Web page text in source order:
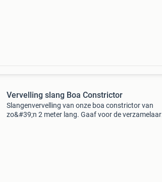
Vervelling slang Boa Constrictor
Slangenvervelling van onze boa constrictor van
zo&#39;n 2 meter lang. Gaaf voor de verzamelaar